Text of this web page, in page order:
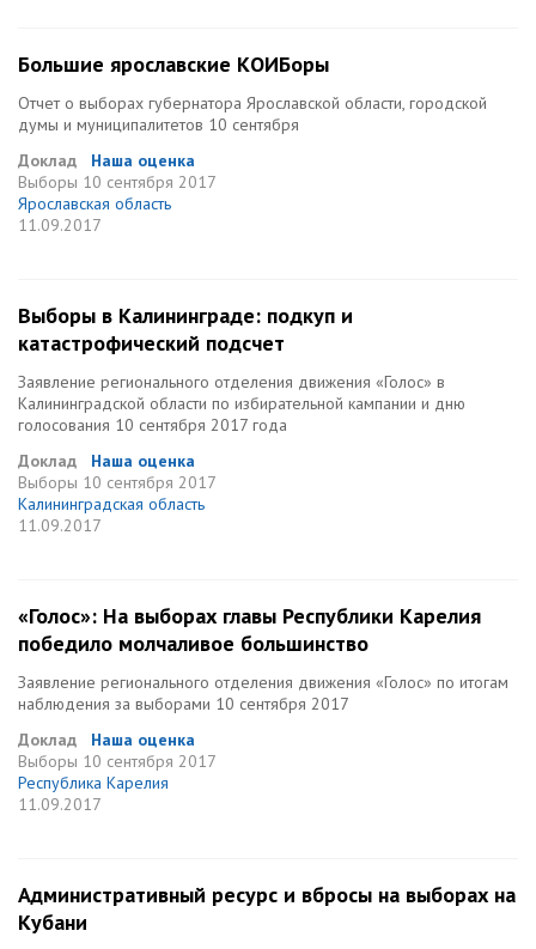
Большие ярославские КОИБоры
Отчет о выборах губернатора Ярославской области, городской
думы и муниципалитетов 10 сентября
Доклад
Наша оценка
Выборы 10 сентября 2017
Ярославская область
11.09.2017
Выборы в Калининграде: подкуп и
катастрофический подсчет
Заявление регионального отделения движения «Голос» в
Калининградской области по избирательной кампании и дню
голосования 10 сентября 2017 года
Доклад
Наша оценка
Выборы 10 сентября 2017
Калининградская область
11.09.2017
«Голос»: На выборах главы Республики Карелия
победило молчаливое большинство
Заявление регионального отделения движения «Голос» по итогам
наблюдения за выборами 10 сентября 2017
Доклад
Наша оценка
Выборы 10 сентября 2017
Республика Карелия
11.09.2017
Административный ресурс и вбросы на выборах на
Кубани